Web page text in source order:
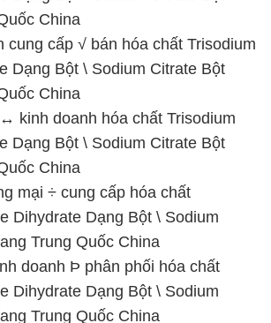
kinh doanh hóa chất Trisodium
Dạng Bột \ Sodium Citrate Bột
China
mại ÷ cung cấp hóa chất
Dihydrate Dạng Bột \ Sodium
Trung Quốc China
doanh Þ phân phối hóa chất
Dihydrate Dạng Bột \ Sodium
Trung Quốc China
thương mại hóa chất Trisodium
Dạng Bột \ Sodium Citrate Bột
China
[ cung ứng ] hóa chất Trisodium